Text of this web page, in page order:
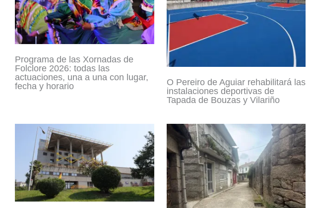
Programa de las Xornadas de
Folclore 2026: todas las
actuaciones, una a una con lugar,
fecha y horario
O Pereiro de Aguiar rehabilitará las
instalaciones deportivas de
Tapada de Bouzas y Vilariño